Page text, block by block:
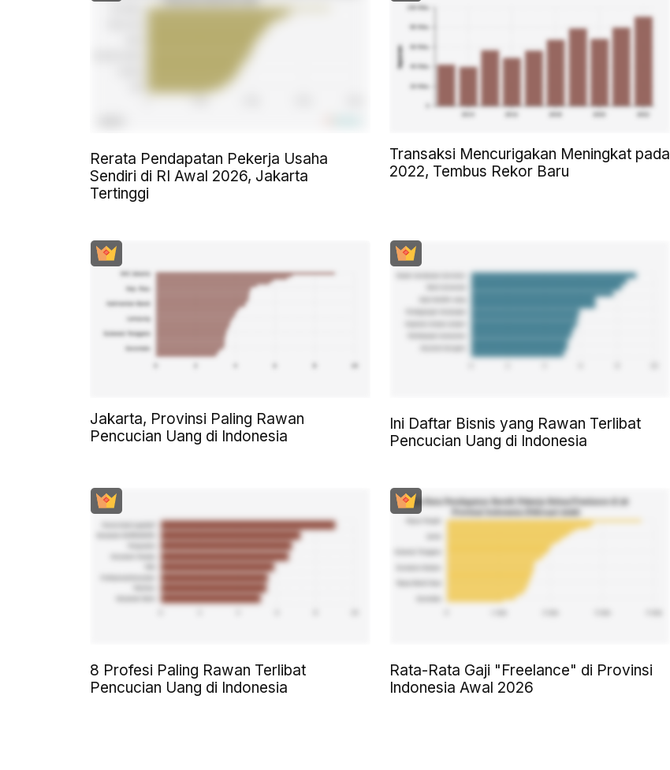
Rerata Pendapatan Pekerja Usaha
Sendiri di RI Awal 2026, Jakarta
Tertinggi
Transaksi Mencurigakan Meningkat pada
2022, Tembus Rekor Baru
Jakarta, Provinsi Paling Rawan
Pencucian Uang di Indonesia
Ini Daftar Bisnis yang Rawan Terlibat
Pencucian Uang di Indonesia
8 Profesi Paling Rawan Terlibat
Pencucian Uang di Indonesia
Rata-Rata Gaji "Freelance" di Provinsi
Indonesia Awal 2026